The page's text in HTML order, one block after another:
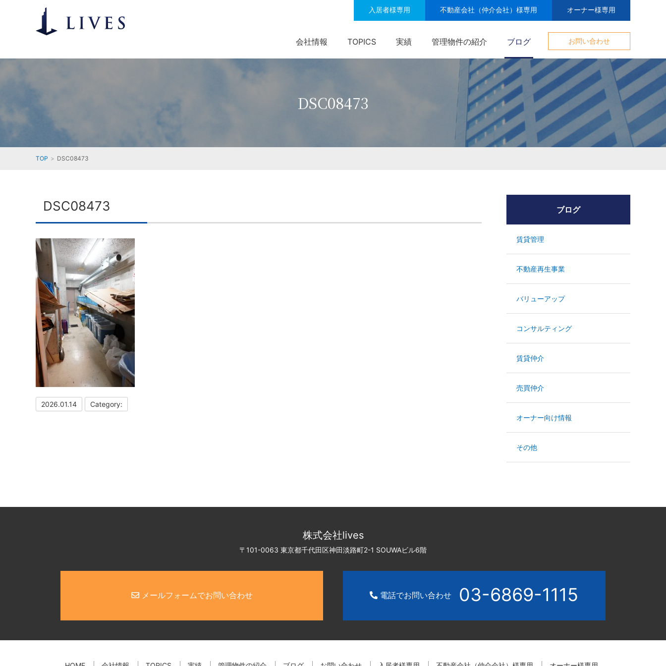
入居者様専用 不動産会社（仲介会社）様専用 オーナー様専用
会社情報 TOPICS 実績 管理物件の紹介 ブログ お問い合わせ
DSC08473
TOP DSC08473
DSC08473
2026.01.14 Category:
ブログ
賃貸管理
不動産再生事業
バリューアップ
コンサルティング
賃貸仲介
売買仲介
オーナー向け情報
その他
株式会社lives
〒101-0063 東京都千代田区神田淡路町2-1 SOUWAビル6階
メールフォームでお問い合わせ 電話でお問い合わせ 03-6869-1115